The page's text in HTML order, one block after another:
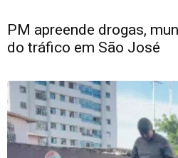
PM apreende drogas,
do tráfico em São José